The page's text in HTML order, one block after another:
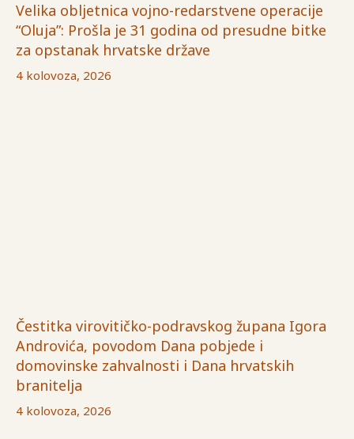
Velika obljetnica vojno-redarstvene operacije
“Oluja”: Prošla je 31 godina od presudne bitke
za opstanak hrvatske države
4 kolovoza, 2026
Čestitka virovitičko-podravskog župana Igora
Androvića, povodom Dana pobjede i
domovinske zahvalnosti i Dana hrvatskih
branitelja
4 kolovoza, 2026